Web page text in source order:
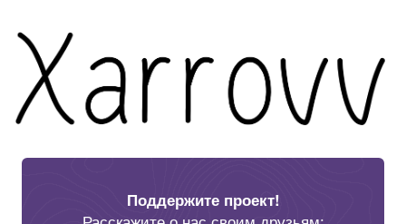
Поддержите проект!